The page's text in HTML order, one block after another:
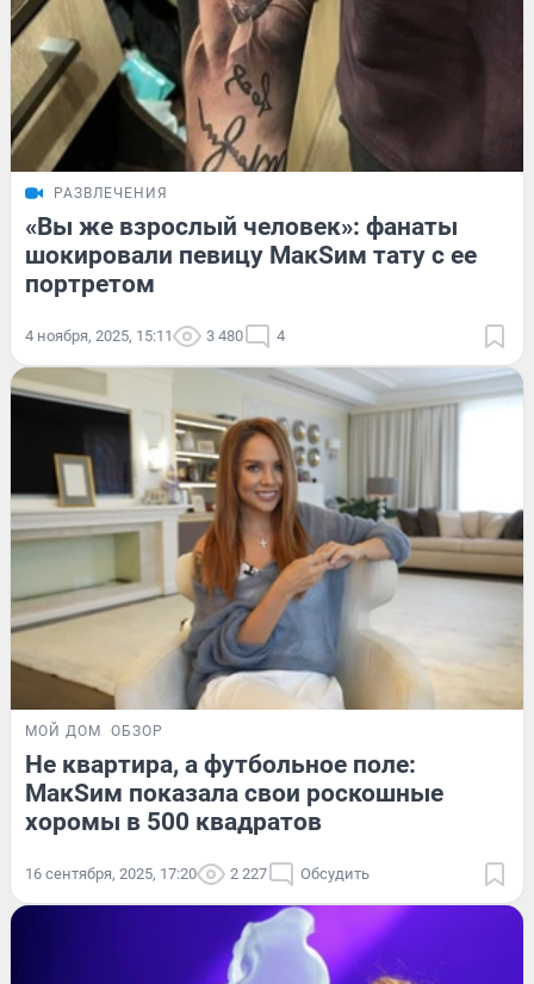
РАЗВЛЕЧЕНИЯ
«Вы же взрослый человек»: фанаты
шокировали певицу МакSим тату с ее
портретом
4 ноября, 2025, 15:11 3 480 4
МОЙ ДОМ ОБЗОР
Не квартира, а футбольное поле:
МакSим показала свои роскошные
хоромы в 500 квадратов
16 сентября, 2025, 17:20 2 227 Обсудить